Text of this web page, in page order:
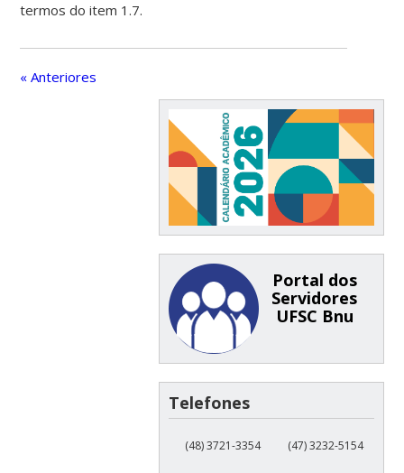
termos do item 1.7.
« Anteriores
Portal dos
Servidores
UFSC Bnu
Telefones
(48) 3721-3354 (47) 3232-5154